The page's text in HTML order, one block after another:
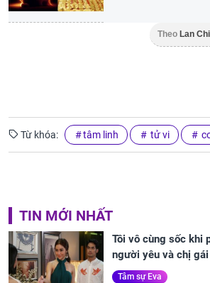
Theo Lan
Từ khóa: tâm linh tử vi
TIN MỚI NHẤT
Tôi vô cùng sốc khi
người yêu và chị gái
Tâm sự Eva